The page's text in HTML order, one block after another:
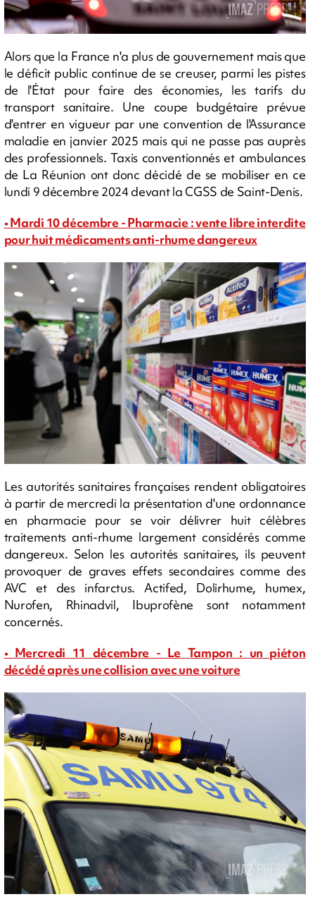
Alors que la France n'a plus de gouvernement mais que
le déficit public continue de se creuser, parmi les pistes
de l'État pour faire des économies, les tarifs du
transport sanitaire. Une coupe budgétaire prévue
d'entrer en vigueur par une convention de l'Assurance
maladie en janvier 2025 mais qui ne passe pas auprès
des professionnels. Taxis conventionnés et ambulances
de La Réunion ont donc décidé de se mobiliser en ce
lundi 9 décembre 2024 devant la CGSS de Saint-Denis.
• Mardi 10 décembre - Pharmacie : vente libre interdite
pour huit médicaments anti-rhume dangereux
Les autorités sanitaires françaises rendent obligatoires
à partir de mercredi la présentation d'une ordonnance
en pharmacie pour se voir délivrer huit célèbres
traitements anti-rhume largement considérés comme
dangereux. Selon les autorités sanitaires, ils peuvent
provoquer de graves effets secondaires comme des
AVC et des infarctus. Actifed, Dolirhume, humex,
Nurofen, Rhinadvil, Ibuprofène sont notamment
concernés.
• Mercredi 11 décembre - Le Tampon : un piéton
décédé après une collision avec une voiture